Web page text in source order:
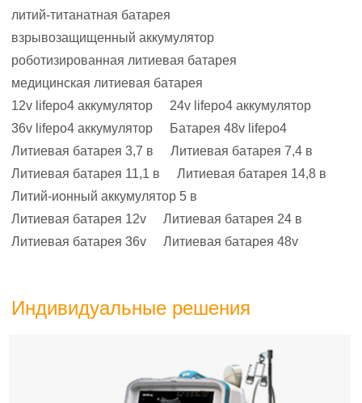
литий-титанатная батарея
взрывозащищенный аккумулятор
роботизированная литиевая батарея
медицинская литиевая батарея
12v lifepo4 аккумулятор
24v lifepo4 аккумулятор
36v lifepo4 аккумулятор
Батарея 48v lifepo4
Литиевая батарея 3,7 в
Литиевая батарея 7,4 в
Литиевая батарея 11,1 в
Литиевая батарея 14,8 в
Литий-ионный аккумулятор 5 в
Литиевая батарея 12v
Литиевая батарея 24 в
Литиевая батарея 36v
Литиевая батарея 48v
Индивидуальные решения